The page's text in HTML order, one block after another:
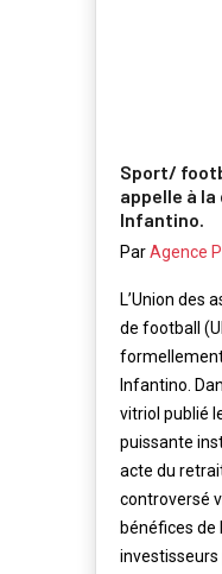
Sport/
appelle à
Infantino.
ParAgence
L’Union des
de football
Infantino.
vitriol publié
puissante
acte du
controversé
bénéfices de